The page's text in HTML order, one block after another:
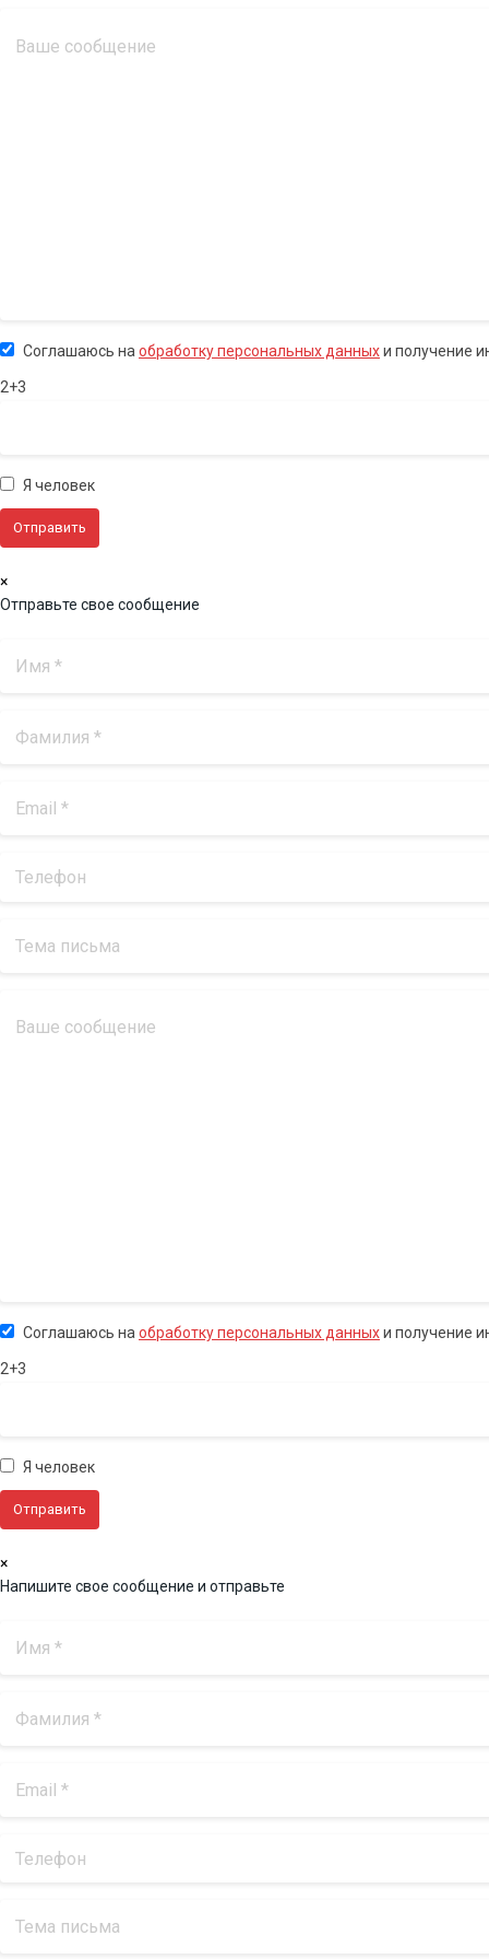
Соглашаюсь на обработку персональных данныхи получение
2+3
Я человек
×
Отправьте свое сообщение
Соглашаюсь на обработку персональных данныхи получение
2+3
Я человек
×
Напишите свое сообщение и отправьте